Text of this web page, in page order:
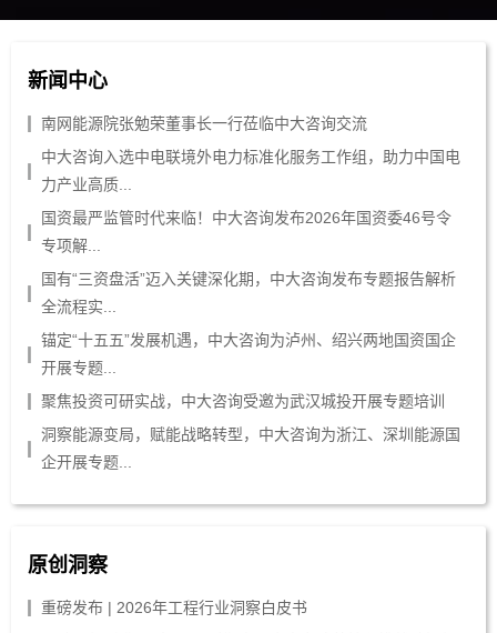
新闻中心
南网能源院张勉荣董事长一行莅临中大咨询交流
中大咨询入选中电联境外电力标准化服务工作组，助力中国电
力产业高质...
国资最严监管时代来临！中大咨询发布2026年国资委46号令
专项解...
国有“三资盘活”迈入关键深化期，中大咨询发布专题报告解析
全流程实...
锚定“十五五”发展机遇，中大咨询为泸州、绍兴两地国资国企
开展专题...
聚焦投资可研实战，中大咨询受邀为武汉城投开展专题培训
洞察能源变局，赋能战略转型，中大咨询为浙江、深圳能源国
企开展专题...
原创洞察
重磅发布 | 2026年工程行业洞察白皮书